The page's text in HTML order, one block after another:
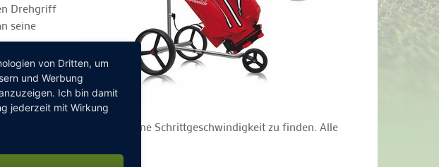
Drehgriff
seine
den Griff
Taste
der
bei Null starten, um seine Schrittgeschwindigkeit zu finden. Alle
von Dritten, um
und Werbung
Ich bin damit
jederzeit mit Wirkung